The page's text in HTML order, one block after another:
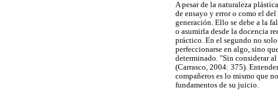
A pesar de la naturaleza
de ensayo y error o como el
generación. Ello se debe a la
o asumirla desde la docencia
práctico. En el segundo no
perfeccionarse en algo, sino
determinado. "Sin considerar
(Carrasco, 2004: 375).
compañeros es lo mismo que
fundamentos de su juicio.